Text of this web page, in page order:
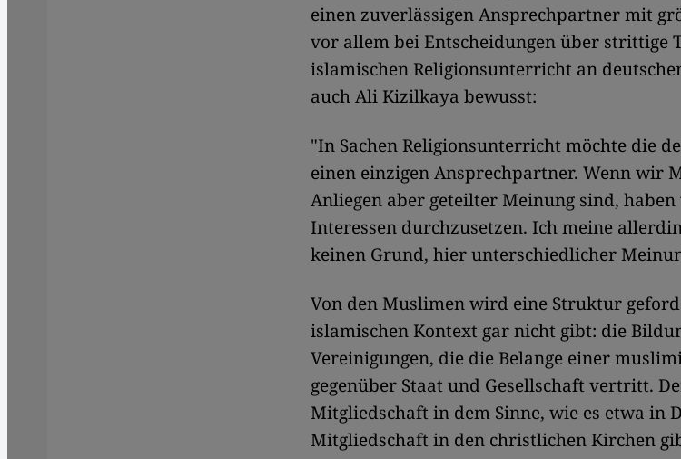
einen zuverlässigen Ansprechpartner mit
vor allem bei Entscheidungen über strittige
islamischen Religionsunterricht an
auch Ali Kizilkaya bewusst:
"In Sachen Religionsunterricht möchte die
einen einzigen Ansprechpartner. Wenn wir
Anliegen aber geteilter Meinung sind,
Interessen durchzusetzen. Ich meine
keinen Grund, hier unterschiedlicher
Von den Muslimen wird eine Struktur
islamischen Kontext gar nicht gibt: die
Vereinigungen, die die Belange einer
gegenüber Staat und Gesellschaft vertritt.
Mitgliedschaft in dem Sinne, wie es etwa in
Mitgliedschaft in den christlichen Kirchen